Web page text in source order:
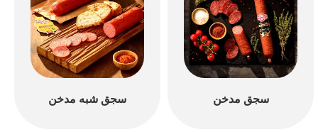
سجق شبه مدخن سجق مدخن